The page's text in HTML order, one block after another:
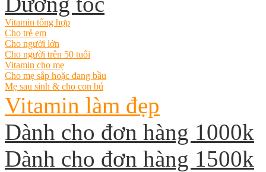
Vitamin tổng hợp
Cho trẻ em
Cho người lớn
Cho người trên 50 tuổi
Vitamin cho mẹ
Cho mẹ sắp hoặc đang bầu
Mẹ sau sinh & cho con bú
Vitamin làm đẹp
Dành cho đơn hàng 1000k
Dành cho đơn hàng 1500k